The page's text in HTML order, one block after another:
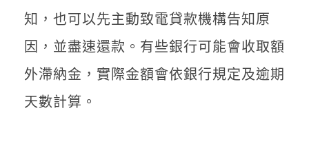
知，也可以先主動致電貸款機構告知原
因，並盡速還款。有些銀行可能會收取額
外滯納金，實際金額會依銀行規定及逾期
天數計算。